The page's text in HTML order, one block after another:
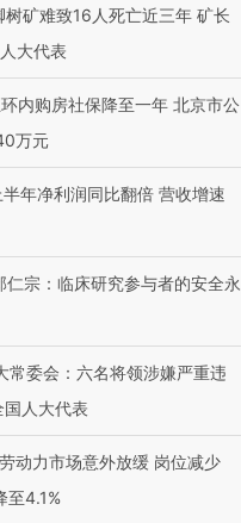
树矿难致16人死亡近三年 矿长
大代表
内购房社保降至一年 北京市公
万元
年净利润同比翻倍 营收增速
仁宗：临床研究参与者的安全永
常委会：六名将领涉嫌严重违
人大代表
动力市场意外放缓 岗位减少
至4.1%